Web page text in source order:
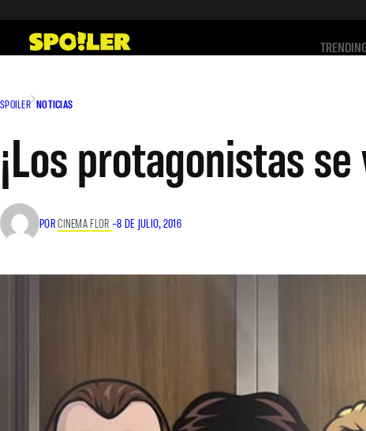
contenido
SPOILER NOTICIAS
¡Los protagonistas
PORCINEMA FLOR –8 DE JULIO, 2016